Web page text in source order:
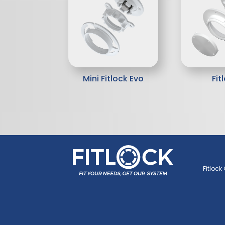
Mini Fitlock Evo
Fitlock